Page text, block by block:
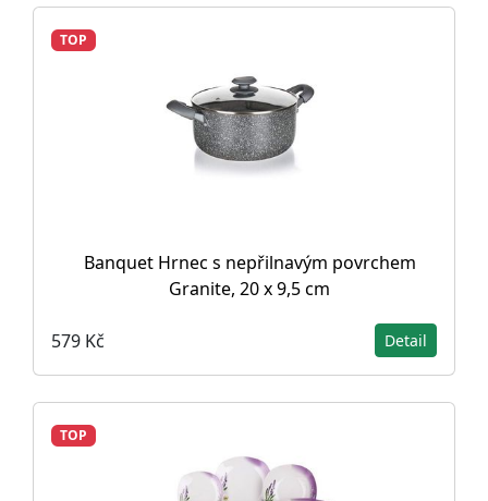
TOP
Banquet Hrnec s nepřilnavým povrchem
Granite, 20 x 9,5 cm
579 Kč Detail
TOP